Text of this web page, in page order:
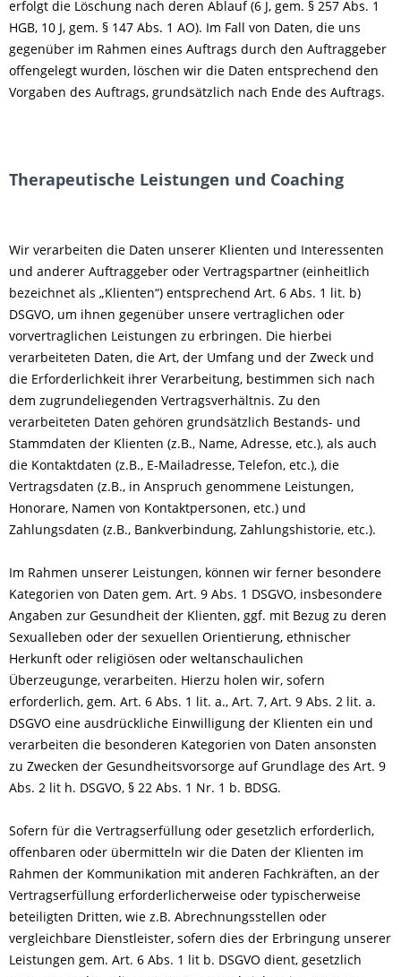
erfolgt die Löschung nach deren Ablauf (6 J, gem. § 257 Abs. 1
HGB, 10 J, gem. § 147 Abs. 1 AO). Im Fall von Daten, die uns
gegenüber im Rahmen eines Auftrags durch den Auftraggeber
offengelegt wurden, löschen wir die Daten entsprechend den
Vorgaben des Auftrags, grundsätzlich nach Ende des Auftrags.
Therapeutische Leistungen und Coaching
Wir verarbeiten die Daten unserer Klienten und Interessenten
und anderer Auftraggeber oder Vertragspartner (einheitlich
bezeichnet als „Klienten“) entsprechend Art. 6 Abs. 1 lit. b)
DSGVO, um ihnen gegenüber unsere vertraglichen oder
vorvertraglichen Leistungen zu erbringen. Die hierbei
verarbeiteten Daten, die Art, der Umfang und der Zweck und
die Erforderlichkeit ihrer Verarbeitung, bestimmen sich nach
dem zugrundeliegenden Vertragsverhältnis. Zu den
verarbeiteten Daten gehören grundsätzlich Bestands- und
Stammdaten der Klienten (z.B., Name, Adresse, etc.), als auch
die Kontaktdaten (z.B., E-Mailadresse, Telefon, etc.), die
Vertragsdaten (z.B., in Anspruch genommene Leistungen,
Honorare, Namen von Kontaktpersonen, etc.) und
Zahlungsdaten (z.B., Bankverbindung, Zahlungshistorie, etc.).
Im Rahmen unserer Leistungen, können wir ferner besondere
Kategorien von Daten gem. Art. 9 Abs. 1 DSGVO, insbesondere
Angaben zur Gesundheit der Klienten, ggf. mit Bezug zu deren
Sexualleben oder der sexuellen Orientierung, ethnischer
Herkunft oder religiösen oder weltanschaulichen
Überzeugunge, verarbeiten. Hierzu holen wir, sofern
erforderlich, gem. Art. 6 Abs. 1 lit. a., Art. 7, Art. 9 Abs. 2 lit. a.
DSGVO eine ausdrückliche Einwilligung der Klienten ein und
verarbeiten die besonderen Kategorien von Daten ansonsten
zu Zwecken der Gesundheitsvorsorge auf Grundlage des Art. 9
Abs. 2 lit h. DSGVO, § 22 Abs. 1 Nr. 1 b. BDSG.
Sofern für die Vertragserfüllung oder gesetzlich erforderlich,
offenbaren oder übermitteln wir die Daten der Klienten im
Rahmen der Kommunikation mit anderen Fachkräften, an der
Vertragserfüllung erforderlicherweise oder typischerweise
beteiligten Dritten, wie z.B. Abrechnungsstellen oder
vergleichbare Dienstleister, sofern dies der Erbringung unserer
Leistungen gem. Art. 6 Abs. 1 lit b. DSGVO dient, gesetzlich